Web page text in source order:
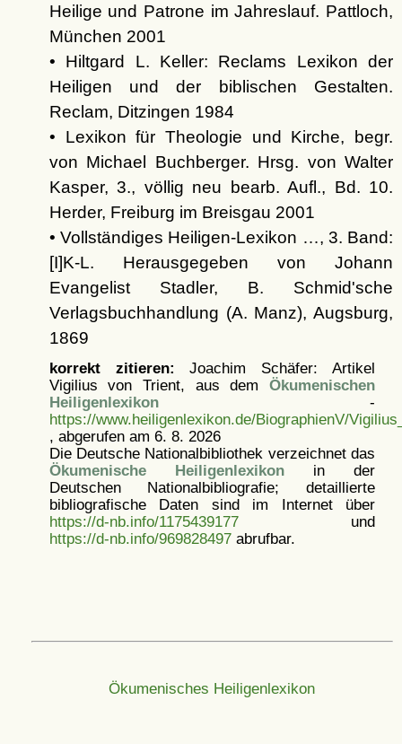
Heilige und Patrone im Jahreslauf. Pattloch,
München 2001
• Hiltgard L. Keller: Reclams Lexikon der
Heiligen und der biblischen Gestalten.
Reclam, Ditzingen 1984
• Lexikon für Theologie und Kirche, begr.
von Michael Buchberger. Hrsg. von Walter
Kasper, 3., völlig neu bearb. Aufl., Bd. 10.
Herder, Freiburg im Breisgau 2001
• Vollständiges Heiligen-Lexikon …, 3. Band:
[I]K-L. Herausgegeben von Johann
Evangelist Stadler, B. Schmid'sche
Verlagsbuchhandlung (A. Manz), Augsburg,
1869
korrekt zitieren: Joachim Schäfer: Artikel
Vigilius von Trient, aus dem Ökumenischen
Heiligenlexikon-
https://www.heiligenlexikon.de/BiographienV/
, abgerufen am 6. 8. 2026
Die Deutsche Nationalbibliothek verzeichnet das
Ökumenische Heiligenlexikonin der
Deutschen Nationalbibliografie; detaillierte
bibliografische Daten sind im Internet über
https://d-nb.info/1175439177und
https://d-nb.info/969828497abrufbar.
Ökumenisches Heiligenlexikon